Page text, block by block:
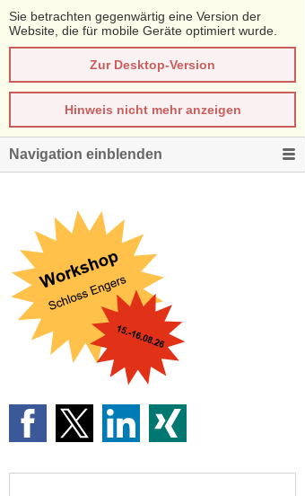
Sie betrachten gegenwärtig eine Version der
Website, die für mobile Geräte optimiert wurde.
Zur Desktop-Version
Hinweis nicht mehr anzeigen
Navigation einblenden